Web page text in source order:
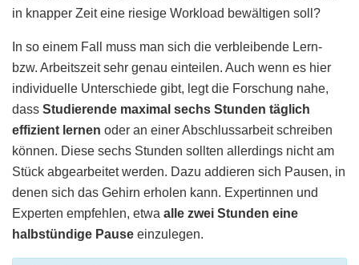
in knapper Zeit eine riesige Workload bewältigen soll?
In so einem Fall muss man sich die verbleibende Lern-
bzw. Arbeitszeit sehr genau einteilen. Auch wenn es hier
individuelle Unterschiede gibt, legt die Forschung nahe,
dass Studierende maximal sechs Stunden täglich
effizient lernen oder an einer Abschlussarbeit schreiben
können. Diese sechs Stunden sollten allerdings nicht am
Stück abgearbeitet werden. Dazu addieren sich Pausen, in
denen sich das Gehirn erholen kann. Expertinnen und
Experten empfehlen, etwa alle zwei Stunden eine
halbstündige Pause einzulegen.